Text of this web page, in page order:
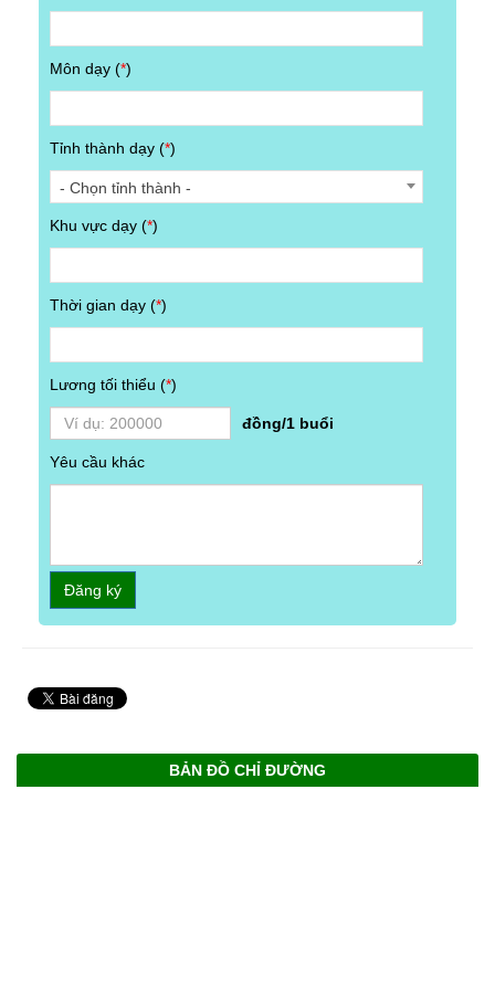
Môn dạy (*)
Tỉnh thành dạy (*)
- Chọn tỉnh thành -
Khu vực dạy (*)
Thời gian dạy (*)
Lương tối thiểu (*)
đồng/1 buổi
Yêu cầu khác
Đăng ký
BẢN ĐỒ CHỈ ĐƯỜNG